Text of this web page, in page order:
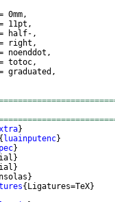
0mm,
11pt,
half-,
right,
noenddot,
totoc,
graduated,
}
{luainputenc}
}
}
}
}
{Ligatures=TeX}